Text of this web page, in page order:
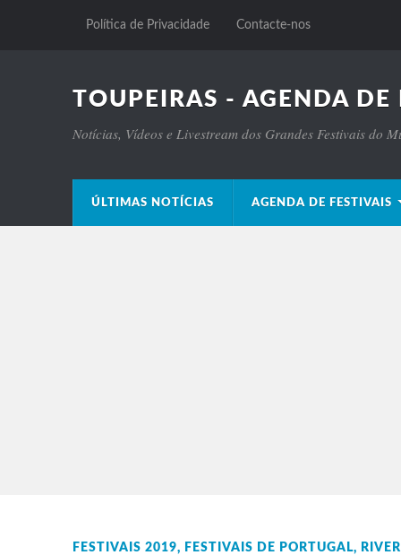
Política de Privacidade Contacte-nos
TOUPEIRAS - AGENDA DE
Notícias, Vídeos e Livestream dos Grandes Festivais do
ÚLTIMAS NOTÍCIAS AGENDA DE FESTIVAIS
FESTIVAIS 2019, FESTIVAIS DE PORTUGAL,